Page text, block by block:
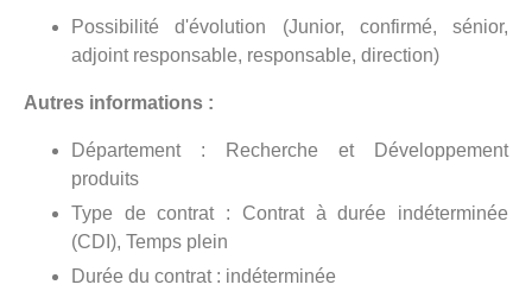
Possibilité d'évolution (Junior, confirmé, sénior,
adjoint responsable, responsable, direction)
Autres informations :
Département : Recherche et Développement
produits
Type de contrat : Contrat à durée indéterminée
(CDI), Temps plein
Durée du contrat : indéterminée